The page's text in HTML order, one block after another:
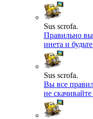
Sus scrofa.
Правильно вы
инета и
Sus scrofa.
Вы все
не